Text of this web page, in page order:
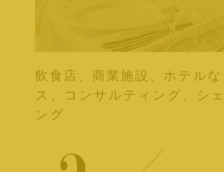
飲食店、商業施設、ホテル
ス、コンサルティング、シ
ング